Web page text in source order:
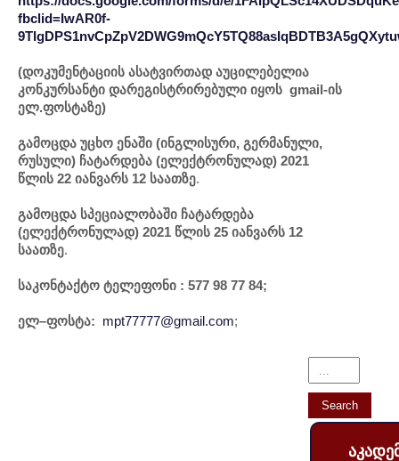
fbclid=IwAR0f-
(დოკუმენტაციის ასატვირთად აუცილებელია
კონკურსანტი დარეგისტრირებული იყოს gmail-ის
ელ.ფოსტაზე)
გამოცდა უცხო ენაში (ინგლისური, გერმანული,
რუსული) ჩატარდება (ელექტრონულად) 2021
წლის 22 იანვარს 12 საათზე.
გამოცდა სპეციალობაში ჩატარდება
(ელექტრონულად) 2021 წლის 25 იანვარს 12
საათზე.
საკონტაქტო ტელეფონი : 577 98 77 84;
ელ–ფოსტა: mpt77777@gmail.com;